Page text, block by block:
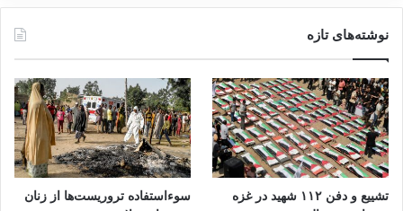
نوشته‌های تازه
تشییع و دفن ۱۱۲ شهید در غزه
سوءاستفاده تروریست‌ها از زنان